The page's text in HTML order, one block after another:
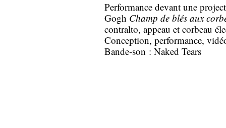
Performance devant une
Gogh Champ de blés aux
contralto, appeau et corbeau
Conception, performance,
Bande-son : Naked Tears